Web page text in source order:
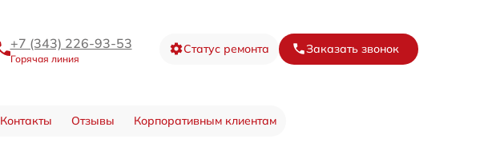
+7 (343) 226-93-53
Горячая линия
Статус ремонта Заказать звонок
Контакты Отзывы Корпоративным клиентам